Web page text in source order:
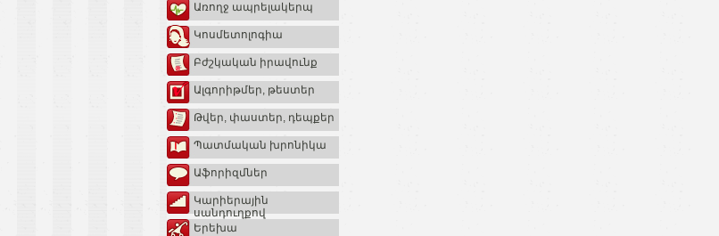
Առողջ ապրելակերպ
Կոսմետոլոգիա
Բժշկական իրավունք
Ալգորիթմեր, թեստեր
Թվեր, փաստեր, դեպքեր
Պատմական խրոնիկա
Աֆորիզմներ
Կարիերային
սանդուղքով
Երեխա